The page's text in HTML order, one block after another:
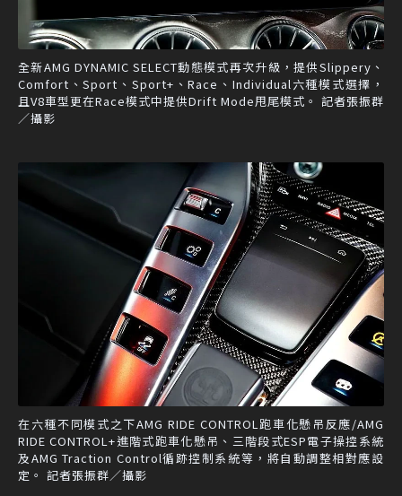
全新AMG DYNAMIC SELECT動態模式再次升級，提供Slippery、
Comfort、Sport、Sport+、Race、Individual六種模式選擇，
且V8車型更在Race模式中提供Drift Mode甩尾模式。 記者張振群
／攝影
在六種不同模式之下AMG RIDE CONTROL跑車化懸吊反應/AMG
RIDE CONTROL+進階式跑車化懸吊、三階段式ESP電子操控系統
及AMG Traction Control循跡控制系統等，將自動調整相對應設
定。 記者張振群／攝影